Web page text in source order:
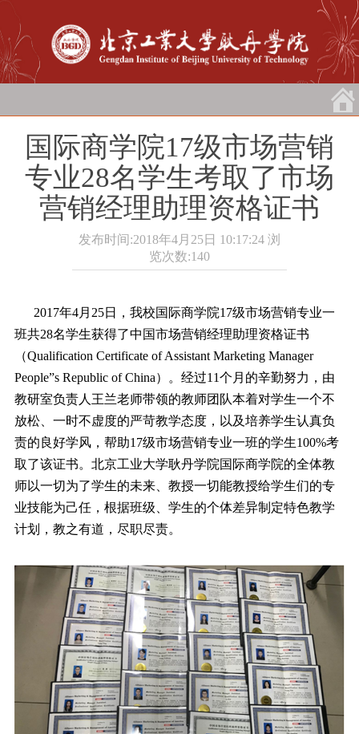
国际商学院17级市场营销
专业28名学生考取了市场
营销经理助理资格证书
发布时间:2018年4月25日 10:17:24 浏
览次数:140
2017年4月25日，我校国际商学院17级市场营销专业一
班共28名学生获得了中国市场营销经理助理资格证书
（Qualification Certificate of Assistant Marketing Manager
People”s Republic of China）。经过11个月的辛勤努力，由
教研室负责人王兰老师带领的教师团队本着对学生一个不
放松、一时不虚度的严苛教学态度，以及培养学生认真负
责的良好学风，帮助17级市场营销专业一班的学生100%考
取了该证书。北京工业大学耿丹学院国际商学院的全体教
师以一切为了学生的未来、教授一切能教授给学生们的专
业技能为己任，根据班级、学生的个体差异制定特色教学
计划，教之有道，尽职尽责。